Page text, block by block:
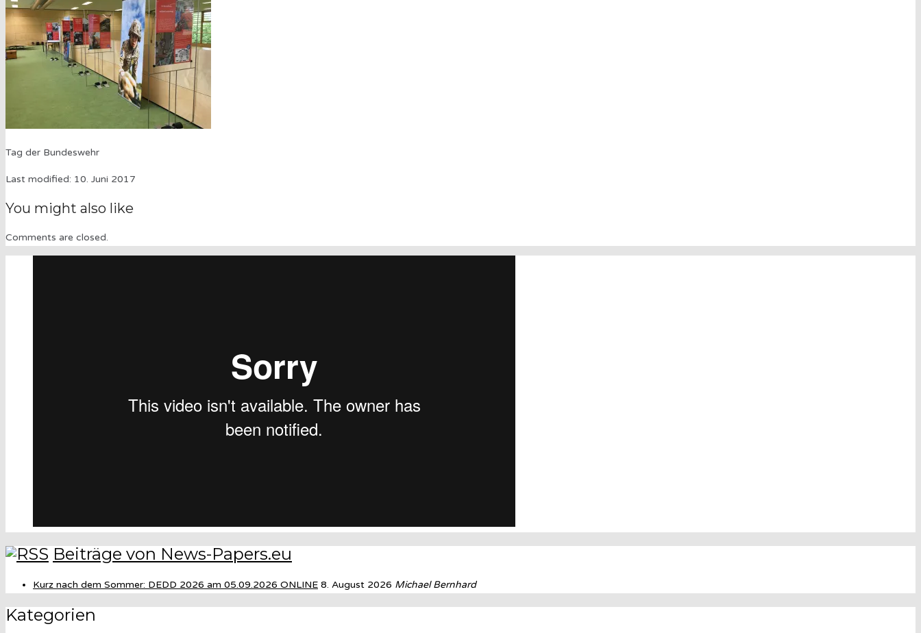
Tag der Bundeswehr
Last modified: 10. Juni 2017
You might also like
Comments are closed.
Beiträge von News-Papers.eu
Kurz nach dem Sommer: DEDD 2026 am 05.09.2026 ONLINE 8. August 2026 Michael Bernhard
Kategorien